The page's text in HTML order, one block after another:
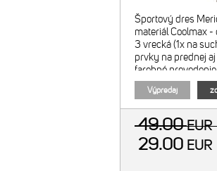
Športový dres
materiál Coolmax
3 vrecká (1x na
prvky na prednej
farebné
biele logá Obrázok
zahŕňa len
Výpredaj
49.00EUR
29.00 EUR